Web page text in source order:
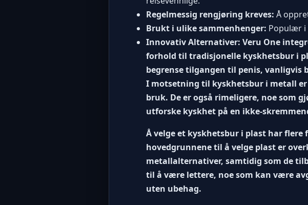
Regelmessig rengjøring kreves: Å
Brukt i ulike sammenhenger: Populær i
Innovativ Alternativer: Veru One
forhold til tradisjonelle kyskhetsbur i
begrense tilgangen til penis, vanligvis
I motsetning til kyskhetsbur i metall
bruk. De er også rimeligere, noe som
utforske kyskhet på en ikke-
Å velge et kyskhetsbur i plast har flere
hovedgrunnene til å velge plast er
metallalternativer, samtidig som de
til å være lettere, noe som kan være
uten ubehag.